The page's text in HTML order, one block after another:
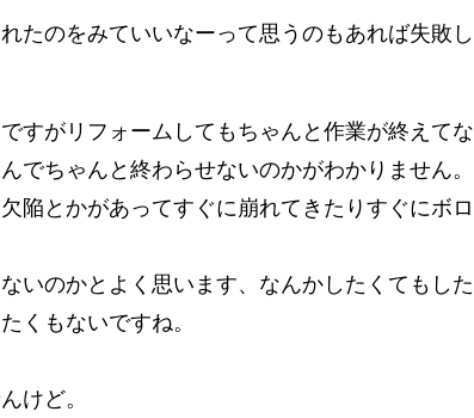
たのをみていいなーって思うのもあれば失敗
すがリフォームしてもちゃんと作業が終えて
ちゃんと終わらせないのかがわかりません。
陥とかがあってすぐに崩れてきたりすぐにボ
いのかとよく思います、なんかしたくてもし
くもないですね。
けど。